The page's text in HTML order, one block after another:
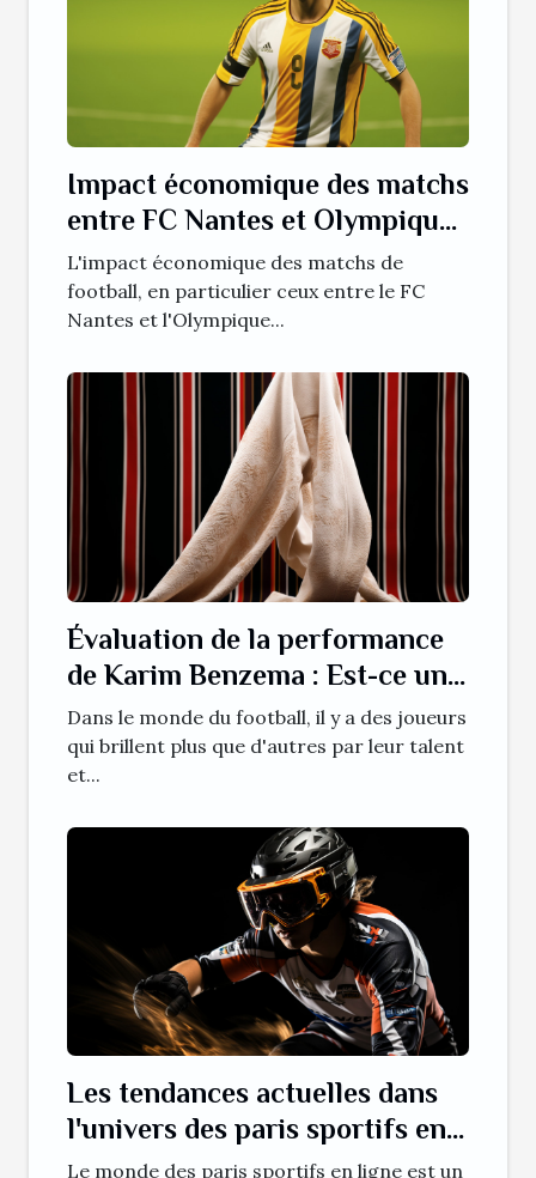
Impact économique des matchs
entre FC Nantes et Olympique
Lyonnais
L'impact économique des matchs de
football, en particulier ceux entre le FC
Nantes et l'Olympique...
Évaluation de la performance
de Karim Benzema : Est-ce une
saison record ?
Dans le monde du football, il y a des joueurs
qui brillent plus que d'autres par leur talent
et...
Les tendances actuelles dans
l'univers des paris sportifs en
ligne
Le monde des paris sportifs en ligne est un